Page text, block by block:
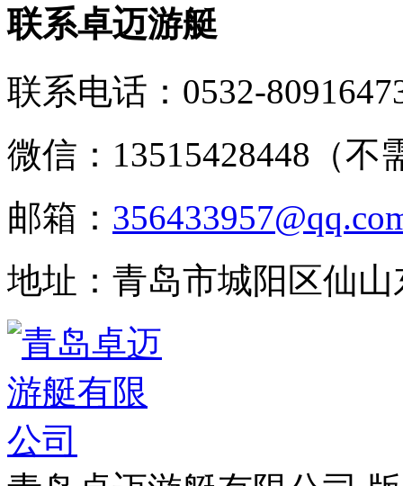
联系卓迈游艇
联系电话： 0532-
微信：13515428448（不
邮箱：
地址：青岛市城阳区仙山